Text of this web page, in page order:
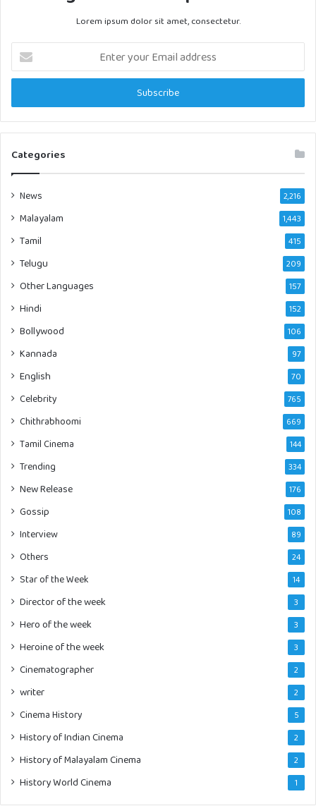
Lorem ipsum dolor sit amet, consectetur.
Enter
your
Email
Categories
News 2,216
Malayalam 1,443
Tamil 415
Telugu 209
Other Languages 157
Hindi 152
Bollywood 106
Kannada 97
English 70
Celebrity 765
Chithrabhoomi 669
Tamil Cinema 144
Trending 334
New Release 176
Gossip 108
Interview 89
Others 24
Star of the Week 14
Director of the week 3
Hero of the week 3
Heroine of the week 3
Cinematographer 2
writer 2
Cinema History 5
History of Indian Cinema 2
History of Malayalam Cinema 2
History World Cinema 1